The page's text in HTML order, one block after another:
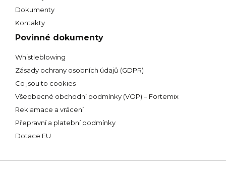
Dokumenty
Kontakty
Povinné dokumenty
Whistleblowing
Zásady ochrany osobních údajů (GDPR)
Co jsou to cookies
Všeobecné obchodní podmínky (VOP) – Fortemix
Reklamace a vrácení
Přepravní a platební podmínky
Dotace EU